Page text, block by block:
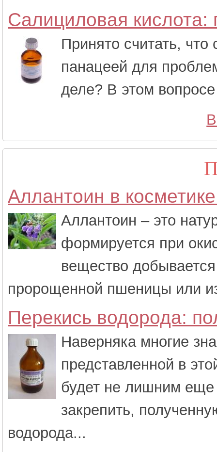
Салициловая кислота:
Принято считать, что
панацеей для
деле? В этом
Аллантоин в
Аллантоин – это
формируется при
вещество
пророщенной пшеницы или
Перекись водорода:
Наверняка многие
представленной в
будет не лишним еще
закрепить,
водорода...